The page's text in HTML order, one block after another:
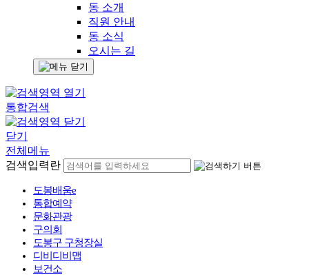
동 소개
직원 안내
동 소식
오시는 길
통합검색
닫기
전체메뉴
검색입력란
도봉배움e
통합예약
문화관광
구의회
도봉구 구청장실
디비디비맵
보건소